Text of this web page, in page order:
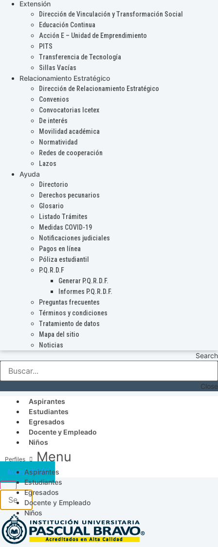
Extensión
Dirección de Vinculación y Transformación Social
Educación Continua
Acción E – Unidad de Emprendimiento
PITS
Transferencia de Tecnología
Sillas Vacías
Relacionamiento Estratégico
Dirección de Relacionamiento Estratégico
Convenios
Convocatorias Icetex
De interés
Movilidad académica
Normatividad
Redes de cooperación
Lazos
Ayuda
Directorio
Derechos pecunarios
Glosario
Listado Trámites
Medidas COVID-19
Notificaciones judiciales
Pagos en línea
Póliza estudiantil
P.Q.R.D.F
Generar P.Q.R.D.F.
Informes P.Q.R.D.F.
Preguntas frecuentes
Términos y condiciones
Tratamiento de datos
Mapa del sitio
Noticias
Search
Close
Aspirantes
Estudiantes
Egresados
Docente y Empleado
Niños
Menu
Aspirantes
Estudiantes
Egresados
Docente y Empleado
Niños
Acceso SICAU